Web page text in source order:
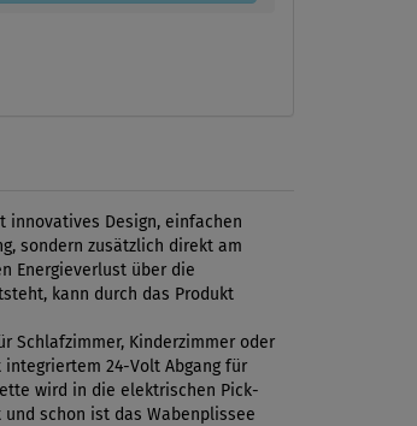
innovatives Design, einfachen
sondern zusätzlich direkt am
Energieverlust über die
kann durch das Produkt
Schlafzimmer, Kinderzimmer oder
24-Volt Abgang für
wird in die elektrischen Pick-
schon ist das Wabenplissee